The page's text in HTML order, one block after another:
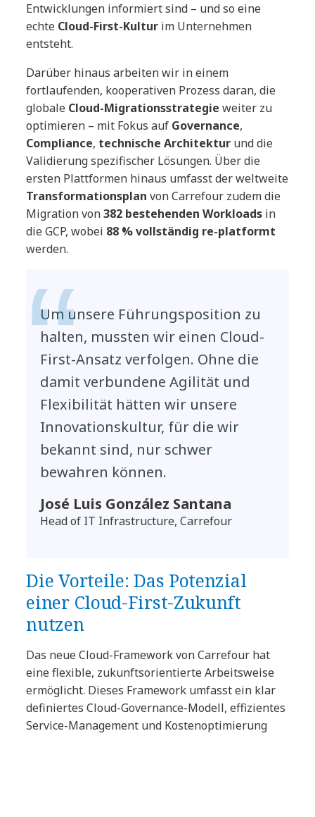
Entwicklungen informiert sind – und so eine
echte Cloud-First-Kultur im Unternehmen
entsteht.
Darüber hinaus arbeiten wir in einem
fortlaufenden, kooperativen Prozess daran, die
globale Cloud-Migrationsstrategie weiter zu
optimieren – mit Fokus auf Governance,
Compliance, technische Architektur und die
Validierung spezifischer Lösungen. Über die
ersten Plattformen hinaus umfasst der weltweite
Transformationsplan von Carrefour zudem die
Migration von382 bestehenden Workloads in
die GCP, wobei 88 % vollständig re-platformt
werden.
Um unsere Führungsposition zu
halten, mussten wir einen Cloud-
First-Ansatz verfolgen. Ohne die
damit verbundene Agilität und
Flexibilität hätten wir unsere
Innovationskultur, für die wir
bekannt sind, nur schwer
bewahren können.
José Luis González Santana
Head of IT Infrastructure, Carrefour
Die Vorteile: Das Potenzial
einer Cloud-First-Zukunft
nutzen
Das neue Cloud-Framework von Carrefour hat
eine flexible, zukunftsorientierte Arbeitsweise
ermöglicht. Dieses Framework umfasst ein klar
definiertes Cloud-Governance-Modell, effizientes
Service-Management und Kostenoptimierung